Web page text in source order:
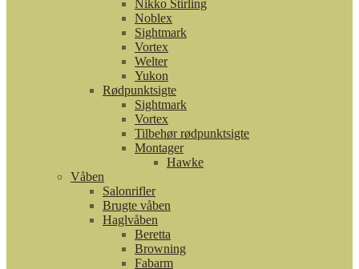
Nikko Stirling
Noblex
Sightmark
Vortex
Welter
Yukon
Rødpunktsigte
Sightmark
Vortex
Tilbehør rødpunktsigte
Montager
Hawke
Våben
Salonrifler
Brugte våben
Haglvåben
Beretta
Browning
Fabarm